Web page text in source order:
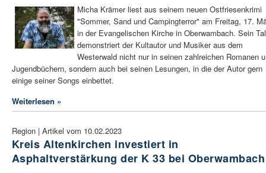
Micha Krämer liest aus seinem neuen Ostfriesenkrimi
"Sommer, Sand und Campingterror" am Freitag, 17.
in der Evangelischen Kirche in Oberwambach. Sein
demonstriert der Kultautor und Musiker aus dem
Westerwald nicht nur in seinen zahlreichen Romanen
Jugendbüchern, sondern auch bei seinen Lesungen, in die der Autor gern
einige seiner Songs einbettet.
Weiterlesen »
Region | Artikel vom 10.02.2023
Kreis Altenkirchen investiert in
Asphaltverstärkung der K 33 bei Oberwambach